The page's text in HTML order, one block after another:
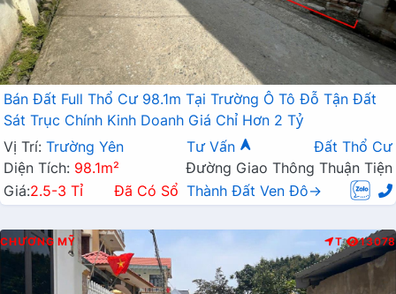
Bán Đất Full Thổ Cư 98.1m Tại Trường Ô Tô Đỗ Tận Đất
Sát Trục Chính Kinh Doanh Giá Chỉ Hơn 2 Tỷ
Vị Trí: Trường Yên Tư Vấn
Đất Thổ Cư
Diện Tích: 98.1m²
Đường Giao Thông Thuận Tiện
Giá:2.5-3 Tỉ Đã Có Sổ Thành Đất Ven Đô→
CHƯƠNG MỸ T 13078